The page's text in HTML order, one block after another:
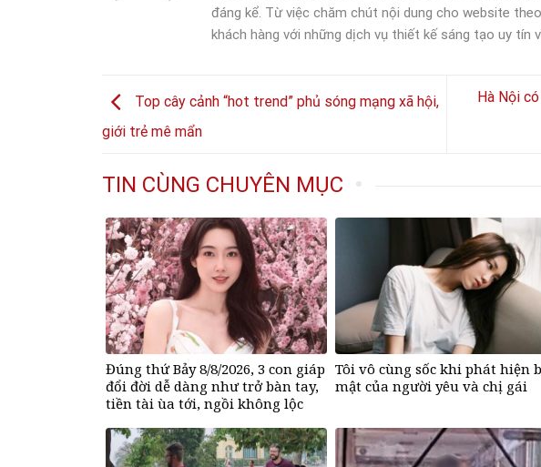
đáng kể. Từ việc chăm chút nội dung cho website
khách hàng với những dịch vụ thiết kế sáng tạo uy tín
Top cây cảnh “hot trend” phủ sóng mạng xã hội,
giới trẻ mê mẩn
Hà Nội
TIN CÙNG CHUYÊN MỤC
Đúng thứ Bảy 8/8/2026, 3 con giáp
đổi đời dễ dàng như trở bàn tay,
tiền tài ùa tới, ngồi không lộc
Tôi vô cùng sốc khi phát hiện
mật của người yêu và chị gái